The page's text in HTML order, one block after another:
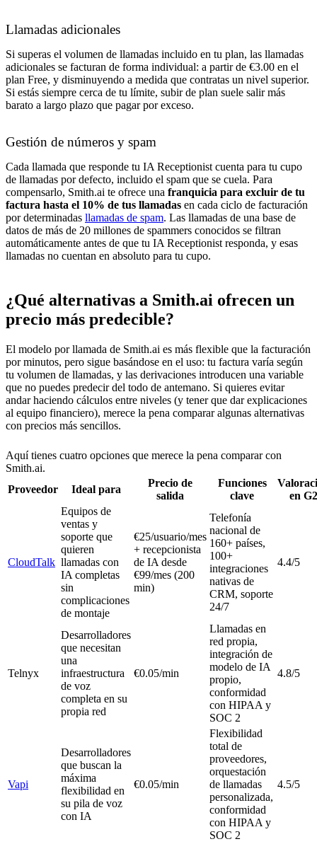
Llamadas adicionales
Si superas el volumen de llamadas incluido en tu plan, las llamadas
adicionales se facturan de forma individual: a partir de €3.00 en el
plan Free, y disminuyendo a medida que contratas un nivel superior.
Si estás siempre cerca de tu límite, subir de plan suele salir más
barato a largo plazo que pagar por exceso.
Gestión de números y spam
Cada llamada que responde tu IA Receptionist cuenta para tu cupo
de llamadas por defecto, incluido el spam que se cuela. Para
compensarlo, Smith.ai te ofrece una franquicia para excluir de tu
factura hasta el 10% de tus llamadas en cada ciclo de facturación
por determinadas llamadas de spam. Las llamadas de una base de
datos de más de 20 millones de spammers conocidos se filtran
automáticamente antes de que tu IA Receptionist responda, y esas
llamadas no cuentan en absoluto para tu cupo.
¿Qué alternativas a Smith.ai ofrecen un
precio más predecible?
El modelo por llamada de Smith.ai es más flexible que la facturación
por minutos, pero sigue basándose en el uso: tu factura varía según
tu volumen de llamadas, y las derivaciones introducen una variable
que no puedes predecir del todo de antemano. Si quieres evitar
andar haciendo cálculos entre niveles (y tener que dar explicaciones
al equipo financiero), merece la pena comparar algunas alternativas
con precios más sencillos.
Aquí tienes cuatro opciones que merece la pena comparar con
Smith.ai.
Proveedor
Ideal para
Precio de
salida
Funciones
clave
en G2
CloudTalk
Equipos de
ventas y
soporte que
quieren
llamadas con
IA completas
sin
complicaciones
de montaje
€25/usuario/mes
+ recepcionista
de IA desde
€99/mes (200
min)
Telefonía
nacional de
160+ países,
100+
integraciones
nativas de
CRM, soporte
24/7
4.4/5
Telnyx
Desarrolladores
que necesitan
una
infraestructura
de voz
completa en su
propia red
€0.05/min
Llamadas en
red propia,
integración de
modelo de IA
propio,
conformidad
con HIPAA y
SOC 2
4.8/5
Vapi
Desarrolladores
que buscan la
máxima
flexibilidad en
su pila de voz
con IA
€0.05/min
Flexibilidad
total de
proveedores,
orquestación
de llamadas
personalizada,
conformidad
con HIPAA y
SOC 2
4.5/5